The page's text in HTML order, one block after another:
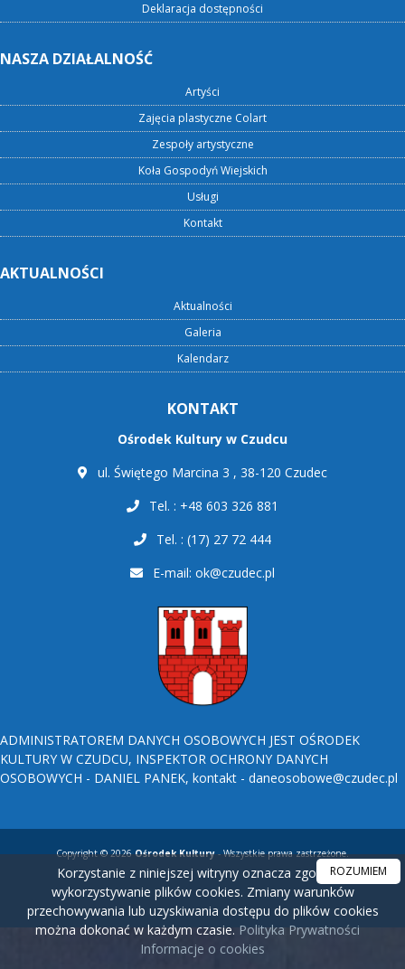
Deklaracja dostępności
NASZA DZIAŁALNOŚĆ
Artyści
Zajęcia plastyczne Colart
Zespoły artystyczne
Koła Gospodyń Wiejskich
Usługi
Kontakt
AKTUALNOŚCI
Aktualności
Galeria
Kalendarz
KONTAKT
Ośrodek Kultury w Czudcu
ul. Świętego Marcina 3 , 38-120 Czudec
Tel. : +48 603 326 881
Tel. : (17) 27 72 444
E-mail: ok@czudec.pl
ADMINISTRATOREM DANYCH OSOBOWYCH JEST OŚRODEK
KULTURY W CZUDCU, INSPEKTOR OCHRONY DANYCH
OSOBOWYCH - DANIEL PANEK, kontakt - daneosobowe@czudec.pl
Copyright © 2026Ośrodek Kultury- Wszystkie prawa zastrzeżone.
Korzystanie z niniejszej witryny oznacza zgodę na
wykorzystywanie plików cookies. Zmiany warunków
przechowywania lub uzyskiwania dostępu do plików cookies
można dokonać w każdym czasie. Polityka Prywatności
Informacje o cookies
ROZUMIEM